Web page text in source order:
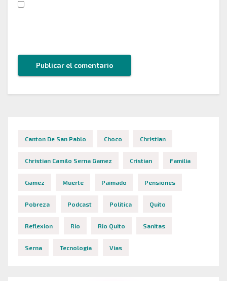
Canton De San Pablo Choco Christian
Christian Camilo Serna Gamez Cristian Familia
Gamez Muerte Paimado Pensiones
Pobreza Podcast Politica Quito
Reflexion Rio Rio Quito Sanitas
Serna Tecnologia Vias